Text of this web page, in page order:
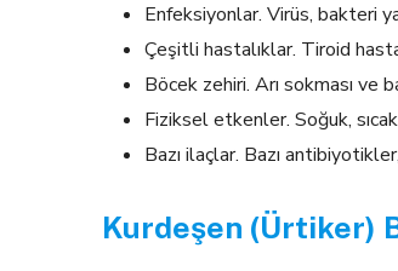
Enfeksiyonlar. Virüs, bakteri
Çeşitli hastalıklar. Tiroid
Böcek zehiri. Arı sokması ve
Fiziksel etkenler. Soğuk,
Bazı ilaçlar. Bazı
Kurdeşen (Ürtiker)